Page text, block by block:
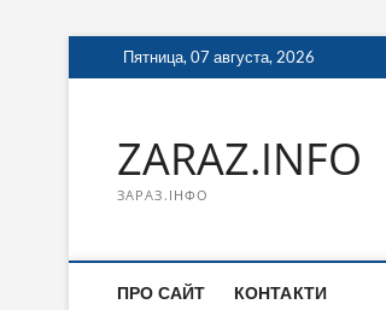
Перейти
к
Пятница, 07 августа, 2026
ZARAZ.INFO
ЗАРАЗ.ІНФО
ПРО САЙТ КОНТАКТИ